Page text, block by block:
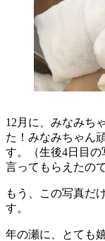
12月に、みなみち
た！みなみちゃん
す。（生後4日目
言ってもらえたの
もう、この写真だ
す。
年の瀬に、とても